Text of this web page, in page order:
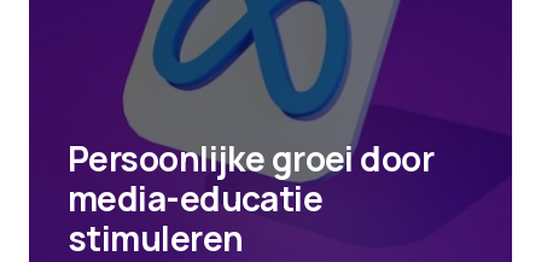
Persoonlijke groei door
media-educatie
stimuleren